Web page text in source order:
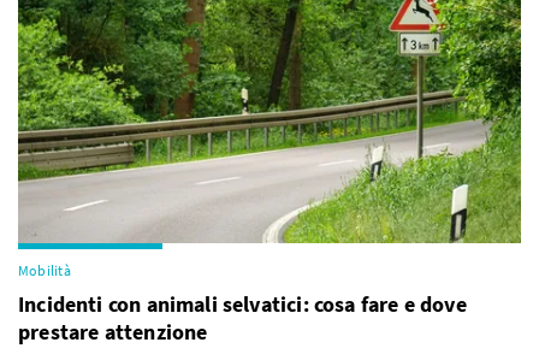
Mobilità
Incidenti con animali selvatici: cosa fare e dove
prestare attenzione